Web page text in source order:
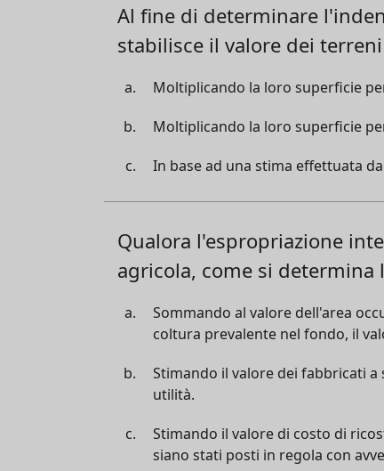
Al fine di determinare
stabilisce il valore dei
Moltiplicando la loro superficie
Moltiplicando la loro superficie
In base ad una stima effettuata
Qualora l'espropriazione
agricola, come si
Sommando al valore dell'area
coltura prevalente nel fondo, il
Stimando il valore dei fabbricati
utilità.
Stimando il valore di costo di
siano stati posti in regola con